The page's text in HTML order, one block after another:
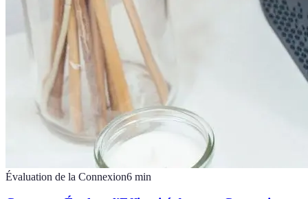
Évaluation de la Connexion6 min